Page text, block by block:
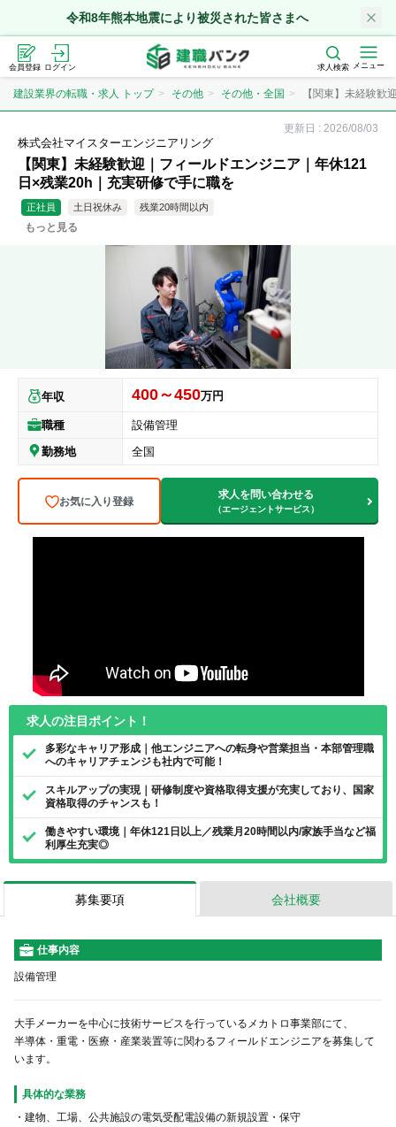
令和8年熊本地震により被災された皆さまへ
会員登録 ログイン 求人検索 メニュー
建設業界の転職・求人 トップ その他 その他・全国 【関東】未経験歓
更新日 : 2026/08/03
株式会社マイスターエンジニアリング
【関東】未経験歓迎｜フィールドエンジニア｜年休121
日×残業20h｜充実研修で手に職を
正社員 土日祝休み 残業20時間以内
もっと見る
年収 400～450万円
職種
設備管理
勤務地
全国
お気に入り登録
求人を問い合わせる
（エージェントサービス）
求人の注目ポイント！
多彩なキャリア形成｜他エンジニアへの転身や営業担当・本部管理職
へのキャリアチェンジも社内で可能！
スキルアップの実現｜研修制度や資格取得支援が充実しており、国家
資格取得のチャンスも！
働きやすい環境｜年休121日以上／残業月20時間以内/家族手当など福
利厚生充実◎
募集要項 会社概要
仕事内容
設備管理
大手メーカーを中心に技術サービスを行っているメカトロ事業部にて、
半導体・重電・医療・産業装置等に関わるフィールドエンジニアを募集して
います。
具体的な業務
・建物、工場、公共施設の電気受配電設備の新規設置・保守